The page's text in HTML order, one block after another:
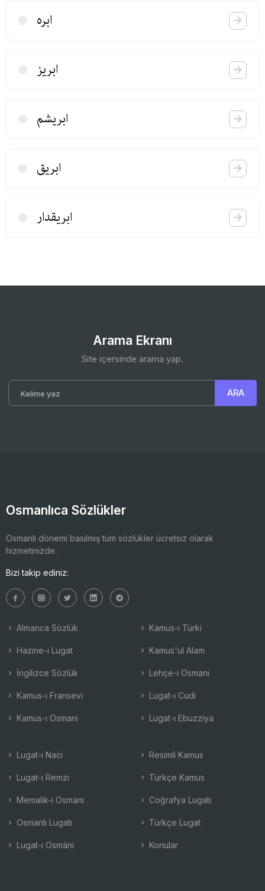
ابره
ابریز
ابریشم
ابریق
ابریقدار
Arama Ekranı
Site içersinde arama yap.
Osmanlıca Sözlükler
Osmanlı dönemi basılmış tüm sözlükler ücretsiz olarak
hizmetinizde.
Bizi takip ediniz:
Almanca Sözlük
Hazine-i Lugat
İngilizce Sözlük
Kamus-ı Fransevi
Kamus-ı Osmani
Kamus-ı Türki
Kamus'ul Alam
Lehçe-i Osmani
Lugat-ı Cudi
Lugat-ı Ebuzziya
Lugat-ı Naci
Lugat-ı Remzi
Memalik-i Osmani
Osmanlı Lugatı
Lugat-ı Osmâni
Resimli Kamus
Türkçe Kamus
Coğrafya Lugatı
Türkçe Lugat
Konular